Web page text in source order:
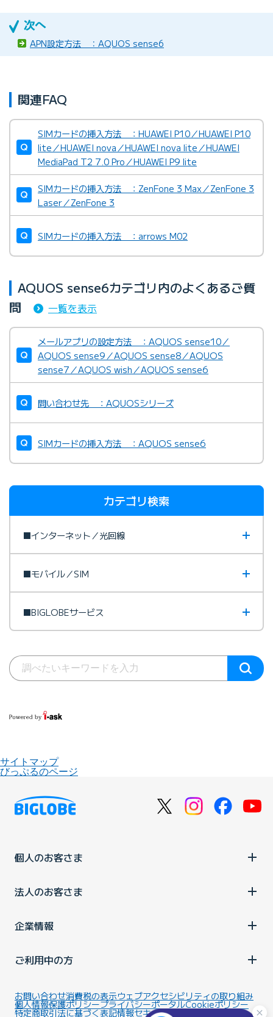
APN設定方法 ：AQUOS sense6
関連FAQ
SIMカードの挿入方法 ：HUAWEI P10／HUAWEI P10
lite／HUAWEI nova／HUAWEI nova lite／HUAWEI
MediaPad T2 7.0 Pro／HUAWEI P9 lite
SIMカードの挿入方法 ：ZenFone 3 Max／ZenFone 3
Laser／ZenFone 3
SIMカードの挿入方法 ：arrows M02
AQUOS sense6カテゴリ内のよくあるご質
問
一覧を表示
メールアプリの設定方法 ：AQUOS sense10／
AQUOS sense9／AQUOS sense8／AQUOS
sense7／AQUOS wish／AQUOS sense6
問い合わせ先 ：AQUOSシリーズ
SIMカードの挿入方法 ：AQUOS sense6
カテゴリ検索
■インターネット／光回線
■モバイル／SIM
■BIGLOBEサービス
サイトマップ
びっぷるのページ
個人のお客さま
法人のお客さま
企業情報
ご利用中の方
お問い合わせ消費税の表示ウェブアクセシビリティの取り組み
個人情報保護ポリシープライバシーポータルCookieポリシー
特定商取引法に基づく表記情報セキュリティ基本方針